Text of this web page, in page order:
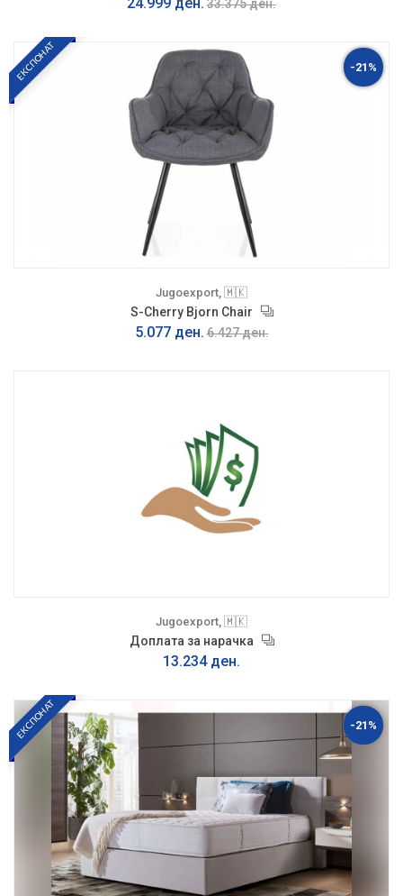
33.375 ден.
ЕКСПОНАТ -21%
Jugoexport, 🇲🇰
S-Cherry Bjorn Chair
5.077 ден. 6.427 ден.
Jugoexport, 🇲🇰
Доплата за нарачка
13.234 ден.
ЕКСПОНАТ -21%